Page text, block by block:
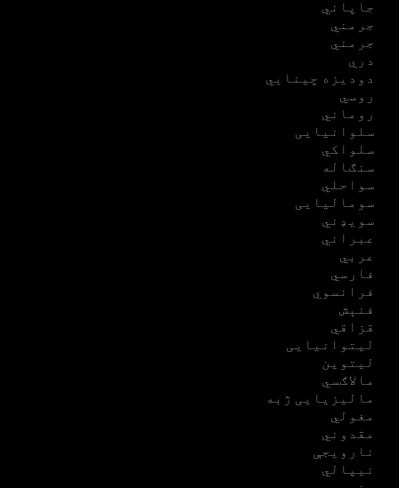
جاپاني
جرمني
جرمني
دري
دودیزه چینایي
روسي
روماني
سلوانیایی
سلواکي
سنګاله
سواحلي
سومالیایی
سویډني
عبراني
عربي
فارسي
فرانسوي
فنېش
قزاقي
لیتوانیایی
لیتوین
مالاګسي
مالیزیایی ژبه
مغولي
مقدوني
نارویجې
نیپالي